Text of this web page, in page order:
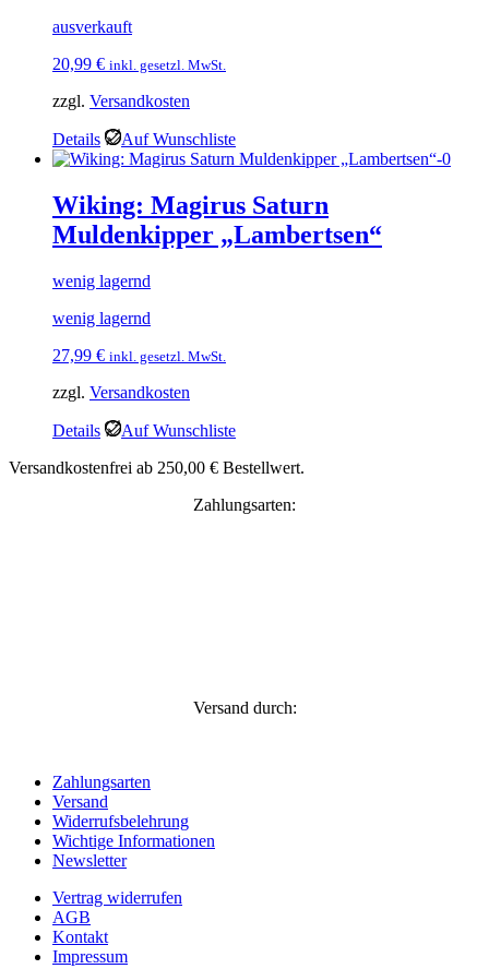
ausverkauft
20,99 € inkl. gesetzl. MwSt.
zzgl. Versandkosten
Details Auf Wunschliste
Wiking: Magirus Saturn
Muldenkipper „Lambertsen“
wenig lagernd
wenig lagernd
27,99 € inkl. gesetzl. MwSt.
zzgl. Versandkosten
Details
Auf Wunschliste
Versandkostenfrei ab 250,00 € Bestellwert.
Zahlungsarten:
Versand durch:
Zahlungsarten
Versand
Widerrufsbelehrung
Wichtige Informationen
Newsletter
Vertrag widerrufen
AGB
Kontakt
Impressum